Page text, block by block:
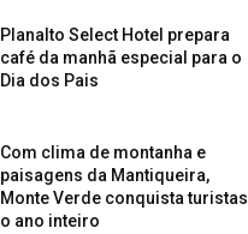
Planalto Select Hotel prepara
café da manhã especial para o
Dia dos Pais
Com clima de montanha e
paisagens da Mantiqueira,
Monte Verde conquista turistas
o ano inteiro